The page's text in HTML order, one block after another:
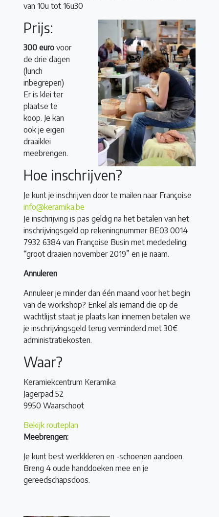
van 10u tot 16u30
Prijs:
300 euro voor
de drie dagen
(lunch
inbegrepen)
Er is klei ter
plaatse te
koop. Je kan
ook je eigen
draaiklei
meebrengen.
Hoe inschrijven?
Je kunt je inschrijven door te mailen naar Françoise
info@keramika.be
Je inschrijving is pas geldig na het betalen van het
inschrijvingsgeld op rekeningnummer BE03 0014
7932 6384 van Françoise Busin met mededeling:
“groot draaien november 2019” en je naam.
Annuleren
Annuleer je minder dan één maand voor het begin
van de workshop? Enkel als iemand die op de
wachtlijst staat je plaats kan innemen betalen we
je inschrijvingsgeld terug verminderd met 30€
administratiekosten.
Waar?
Keramiekcentrum Keramika
Jagerpad 52
9950 Waarschoot
Bekijk routeplan
Meebrengen:
Je kunt best werkkleren en -schoenen aandoen.
Breng 4 oude handdoeken mee en je
gereedschapsdoos.